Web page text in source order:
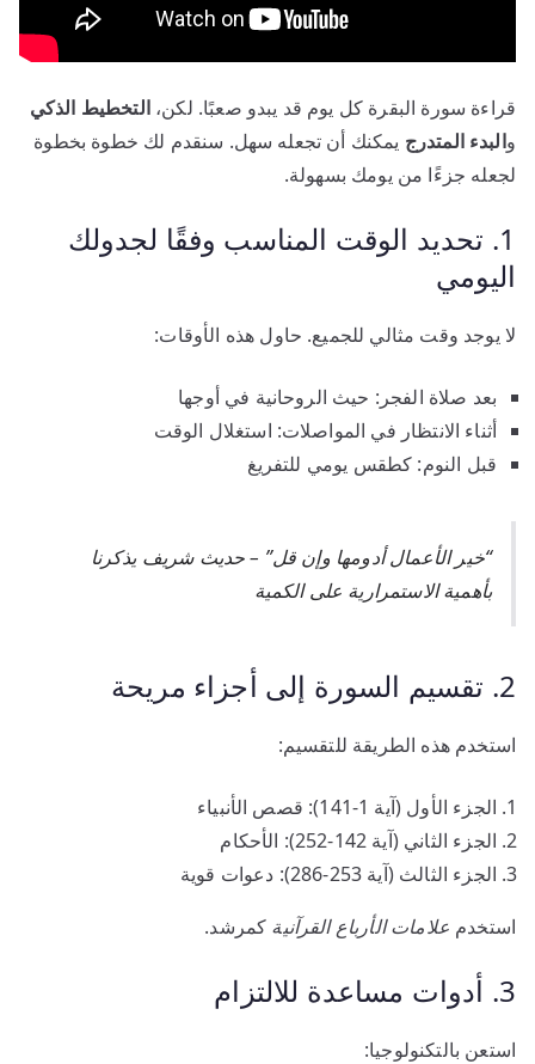
قراءة سورة البقرة كل يوم قد يبدو صعبًا. لكن،التخطيط الذكي
والبدء المتدرج يمكنك أن تجعله سهل. سنقدم لك خطوة بخطوة
لجعله جزءًا من يومك بسهولة.
1. تحديد الوقت المناسب وفقًا لجدولك
اليومي
لا يوجد وقت مثالي للجميع. حاول هذه الأوقات:
بعد صلاة الفجر: حيث الروحانية في أوجها
أثناء الانتظار في المواصلات: استغلال الوقت
قبل النوم: كطقس يومي للتفريغ
“خير الأعمال أدومها وإن قل” – حديث شريف يذكرنا
بأهمية الاستمرارية على الكمية
2. تقسيم السورة إلى أجزاء مريحة
استخدم هذه الطريقة للتقسيم:
الجزء الأول (آية 1-141): قصص الأنبياء
الجزء الثاني (آية 142-252): الأحكام
الجزء الثالث (آية 253-286): دعوات قوية
استخدم علامات الأرباع القرآنية كمرشد.
3. أدوات مساعدة للالتزام
استعن بالتكنولوجيا: